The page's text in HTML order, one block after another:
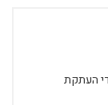
העתקת